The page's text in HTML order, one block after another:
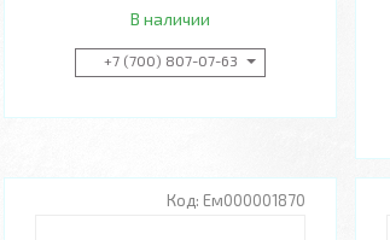
В наличии
+7 (700) 807-07-63
Ем000001870